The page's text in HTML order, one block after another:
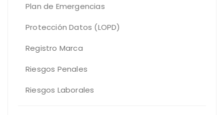
Plan de Emergencias
Protección Datos (LOPD)
Registro Marca
Riesgos Penales
Riesgos Laborales